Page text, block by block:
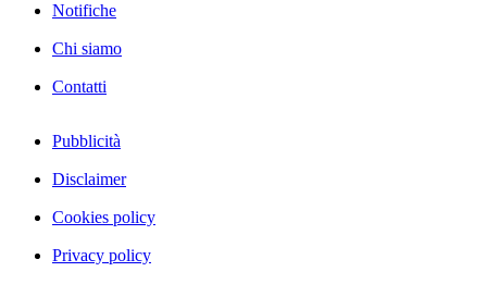
Notifiche
Chi siamo
Contatti
Pubblicità
Disclaimer
Cookies policy
Privacy policy